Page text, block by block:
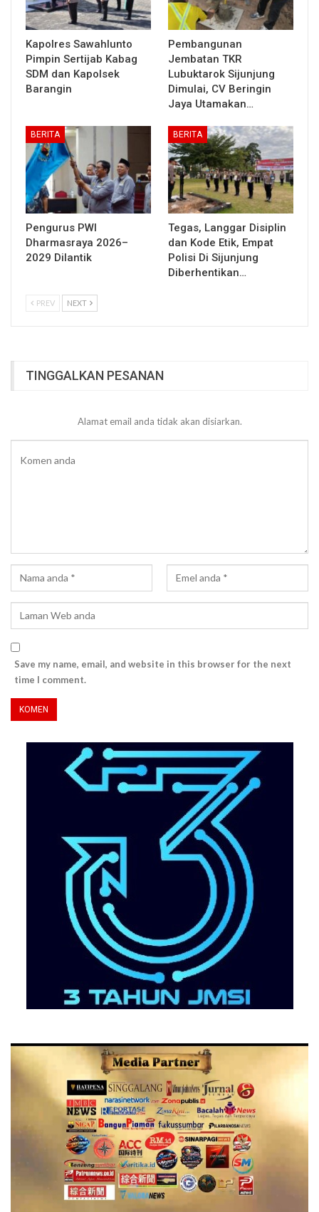
Kapolres Sawahlunto
Pimpin Sertijab Kabag
SDM dan Kapolsek
Barangin
Pembangunan
Jembatan TKR
Lubuktarok Sijunjung
Dimulai, CV Beringin
Jaya Utamakan…
BERITA
Pengurus PWI
Dharmasraya 2026–
2029 Dilantik
BERITA
Tegas, Langgar Disiplin
dan Kode Etik, Empat
Polisi Di Sijunjung
Diberhentikan…
PREV NEXT
TINGGALKAN PESANAN
Alamat email anda tidak akan disiarkan.
Save my name, email, and website in this browser for the next
time I comment.